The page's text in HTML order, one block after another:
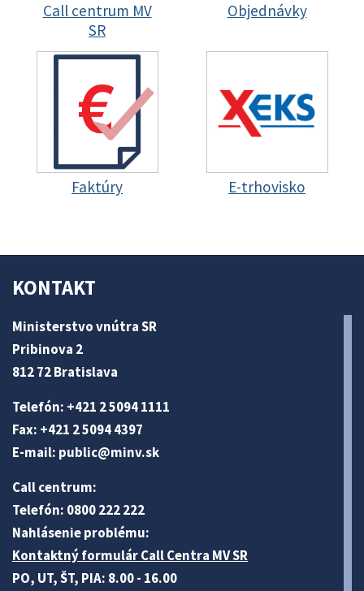
Call centrum MV
SR
Objednávky
Faktúry E-trhovisko
KONTAKT
Ministerstvo vnútra SR
Pribinova 2
812 72 Bratislava
Telefón: +421 2 5094 1111
Fax: +421 2 5094 4397
E-mail: public@minv.sk
Call centrum:
Telefón: 0800 222 222
Nahlásenie problému:
Kontaktný formulár Call Centra MV SR
PO, UT, ŠT, PIA: 8.00 - 16.00